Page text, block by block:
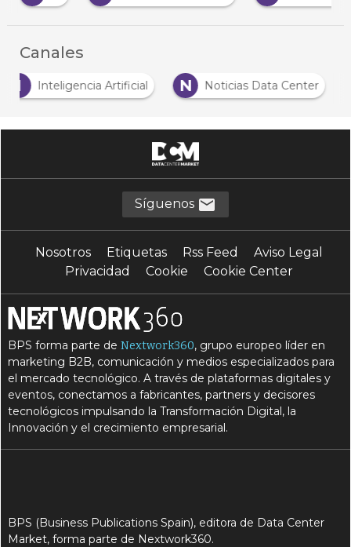
Canales
I
Inteligencia Artificial N Noticias Data Center
Síguenos
Nosotros Etiquetas Rss Feed
Aviso Legal
Privacidad
Cookie Cookie Center
BPS forma parte deNextwork360, grupo europeo líder en
marketing B2B, comunicación y medios especializados para
el mercado tecnológico. A través de plataformas digitales y
eventos, conectamos a fabricantes, partners y decisores
tecnológicos impulsando la Transformación Digital, la
Innovación y el crecimiento empresarial.
BPS (Business Publications Spain), editora de Data Center
Market, forma parte de Nextwork360.